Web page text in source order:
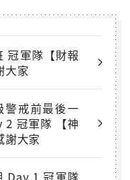
冠軍隊【財報
大家
警戒前最後一
2 冠軍隊 【神
謝大家
Day 1 冠軍隊